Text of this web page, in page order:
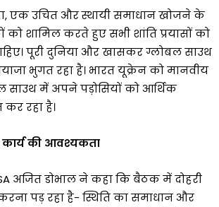
एक उचित और स्थायी समाधान खोजने के
को शामिल करते हुए सभी शांति प्रयासों को
पूरी दुनिया और खासकर ग्लोबल साउथ
भुगत रहा है। भारत यूक्रेन को मानवीय
साउथ में अपने पड़ोसियों को आर्थिक
कर रहा है।
की आवश्यकता
अजित डोभाल ने कहा कि बैठक में दोहरी
पड़ रहा है- स्थिति का समाधान और